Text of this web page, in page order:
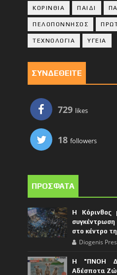
ΚΟΡΙΝΘΙA ΠΑΙΔΙ
ΠΕΛΟΠΟΝΝΗΣΟΣ
ΤΕΧΝΟΛΟΓΙΑ ΥΓΕΙΑ
ΣΥΝΔΕΘΕΙΤΕ
729 likes
18 followers
ΠΡΟΣΦΑΤΑ
Η Κόρινθος
στο κέντρο
Diogenis
Η "ΠΝΟΗ
Αδέσποτα